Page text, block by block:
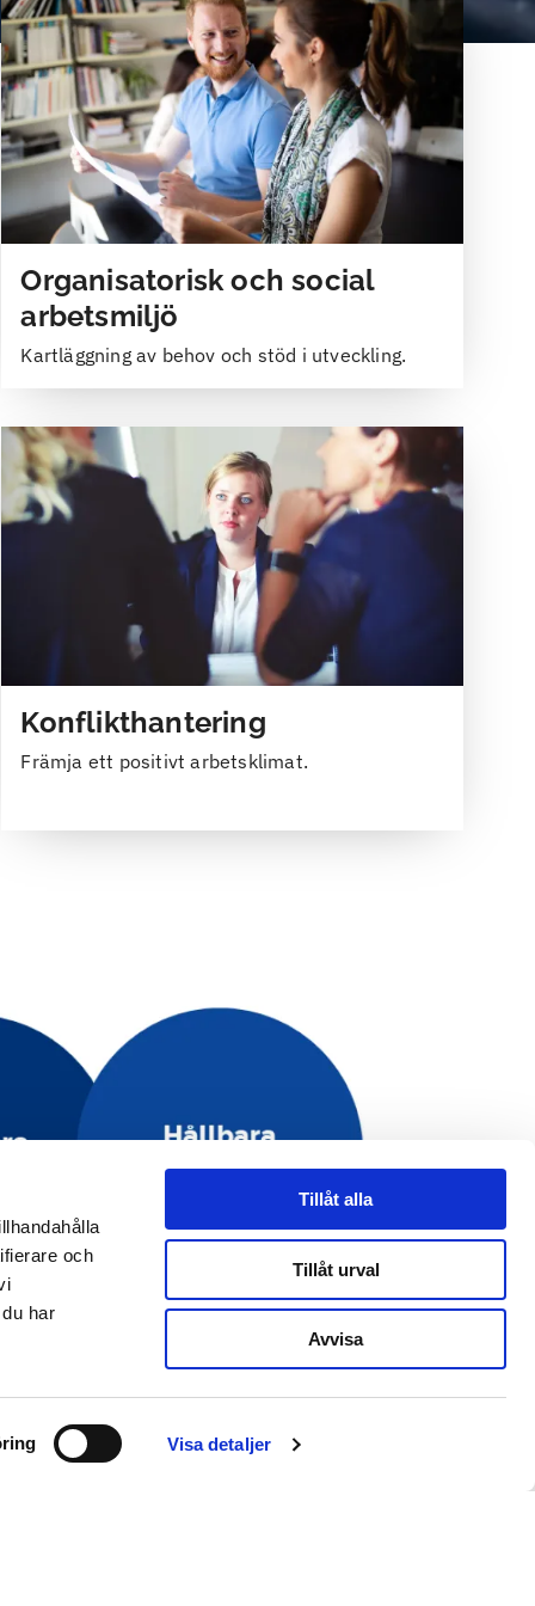
och
har
Visa detaljer
Tillåt alla
Tillåt urval
Avvisa
Organisatorisk och social
arbetsmiljö
Kartläggning av behov och stöd i utveckling.
Konflikthantering
Främja ett positivt arbetsklimat.